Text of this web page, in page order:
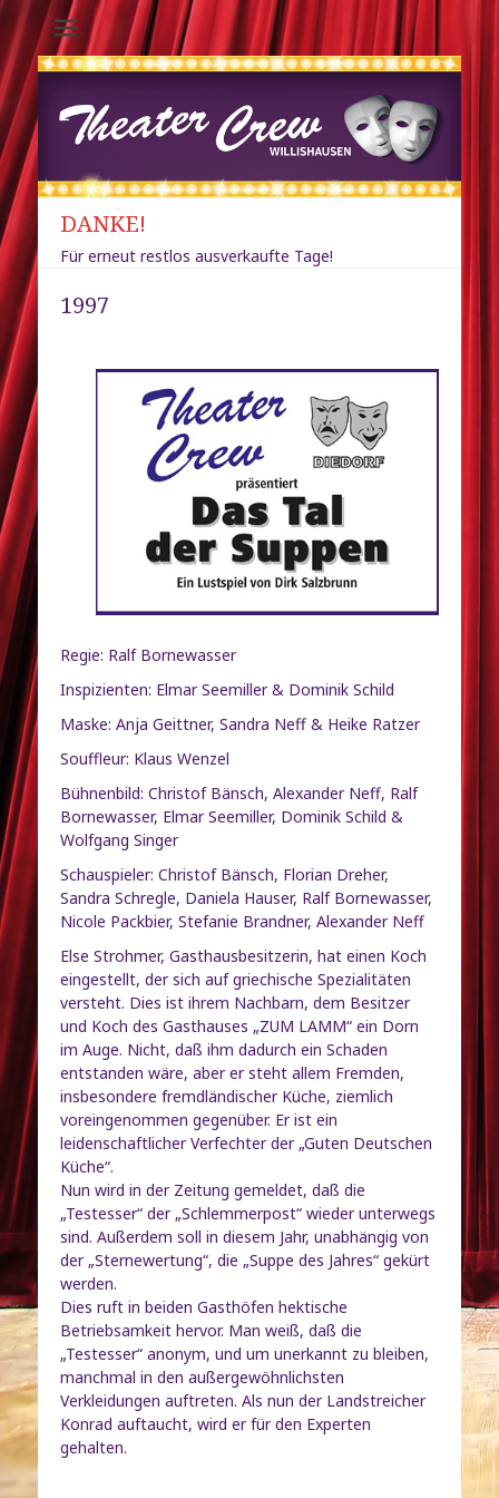
Theater-Crew
Willishausen /
Diedorf
DANKE!
Für erneut restlos ausverkaufte Tage!
1997
Regie: Ralf Bornewasser
Inspizienten: Elmar Seemiller & Dominik Schild
Maske: Anja Geittner, Sandra Neff & Heike Ratzer
Souffleur: Klaus Wenzel
Bühnenbild: Christof Bänsch, Alexander Neff, Ralf
Bornewasser, Elmar Seemiller, Dominik Schild &
Wolfgang Singer
Schauspieler: Christof Bänsch, Florian Dreher,
Sandra Schregle, Daniela Hauser, Ralf Bornewasser,
Nicole Packbier, Stefanie Brandner, Alexander Neff
Else Strohmer, Gasthausbesitzerin, hat einen Koch
eingestellt, der sich auf griechische Spezialitäten
versteht. Dies ist ihrem Nachbarn, dem Besitzer
und Koch des Gasthauses „ZUM LAMM“ ein Dorn
im Auge. Nicht, daß ihm dadurch ein Schaden
entstanden wäre, aber er steht allem Fremden,
insbesondere fremdländischer Küche, ziemlich
voreingenommen gegenüber. Er ist ein
leidenschaftlicher Verfechter der „Guten Deutschen
Küche“.
Nun wird in der Zeitung gemeldet, daß die
„Testesser“ der „Schlemmerpost“ wieder unterwegs
sind. Außerdem soll in diesem Jahr, unabhängig von
der „Sternewertung“, die „Suppe des Jahres“ gekürt
werden.
Dies ruft in beiden Gasthöfen hektische
Betriebsamkeit hervor. Man weiß, daß die
„Testesser“ anonym, und um unerkannt zu bleiben,
manchmal in den außergewöhnlichsten
Verkleidungen auftreten. Als nun der Landstreicher
Konrad auftaucht, wird er für den Experten
gehalten.